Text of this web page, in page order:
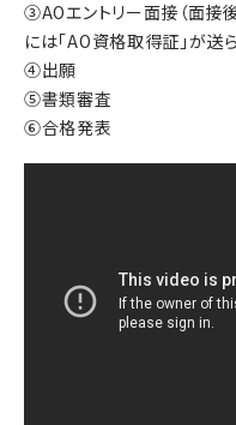
③AOエントリー面接（面接
には「AO資格取得証」が送
④出願
⑤書類審査
⑥合格発表